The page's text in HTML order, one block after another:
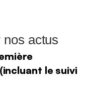
actus
le suivi